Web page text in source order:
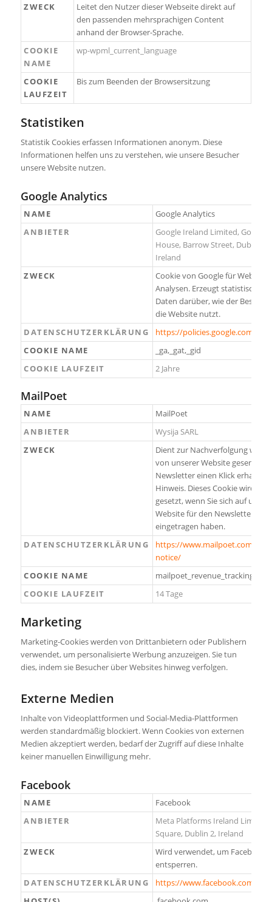
ZWECK
Leitet den Nutzer dieser Webseite direkt auf
den passenden mehrsprachigen Content
anhand der Browser-Sprache.
COOKIE
NAME
wp-wpml_current_language
COOKIE
LAUFZEIT
Bis zum Beenden der Browsersitzung
Statistiken
Statistik Cookies erfassen Informationen anonym. Diese
Informationen helfen uns zu verstehen, wie unsere Besucher
unsere Website nutzen.
Google Analytics
NAME
Google Analytics
ANBIETER
Google Ireland Limited, Gordon
House, Barrow Street, Dublin 4,
Ireland
ZWECK
Cookie von Google für Website-
Analysen. Erzeugt statistische
Daten darüber, wie der
die Website nutzt.
DATENSCHUTZERKLÄRUNG
https://policies.google.com/
COOKIE NAME
_ga,_gat,_gid
COOKIE LAUFZEIT
2 Jahre
MailPoet
NAME
MailPoet
ANBIETER
Wysija SARL
ZWECK
Dient zur Nachverfolgung
von unserer Website gesendete
Newsletter einen Klick erhalten
Hinweis. Dieses Cookie wird
gesetzt, wenn Sie sich auf
Website für den Newsletter
eingetragen haben.
DATENSCHUTZERKLÄRUNG
https://www.mailpoet.com/
notice/
COOKIE NAME
mailpoet_revenue_tracking
COOKIE LAUFZEIT
14 Tage
Marketing
Marketing-Cookies werden von Drittanbietern oder Publishern
verwendet, um personalisierte Werbung anzuzeigen. Sie tun
dies, indem sie Besucher über Websites hinweg verfolgen.
Externe Medien
Inhalte von Videoplattformen und Social-Media-Plattformen
werden standardmäßig blockiert. Wenn Cookies von externen
Medien akzeptiert werden, bedarf der Zugriff auf diese Inhalte
keiner manuellen Einwilligung mehr.
Facebook
NAME
Facebook
ANBIETER
Meta Platforms Ireland Limited,
Square, Dublin 2, Ireland
ZWECK
Wird verwendet, um Facebook-
entsperren.
DATENSCHUTZERKLÄRUNG
https://www.facebook.com/